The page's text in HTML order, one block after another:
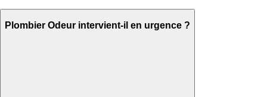
Plombier Odeur intervient-il en urgence ?